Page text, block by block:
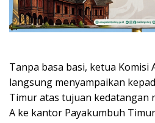
Tanpa basa basi, ketua Komisi
langsung menyampaikan
Timur atas tujuan kedatangan
A ke kantor Payakumbuh